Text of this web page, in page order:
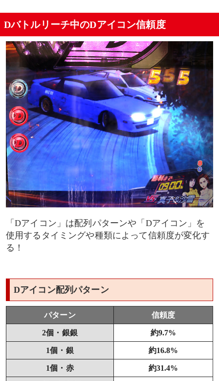
Dバトルリーチ中のDアイコン信頼度
「Dアイコン」は配列パターンや「Dアイコン」を
使用するタイミングや種類によって信頼度が変化す
る！
Dアイコン配列パターン
パターン 信頼度
2個・銀銀 約9.7%
1個・銀 約16.8%
1個・赤 約31.4%